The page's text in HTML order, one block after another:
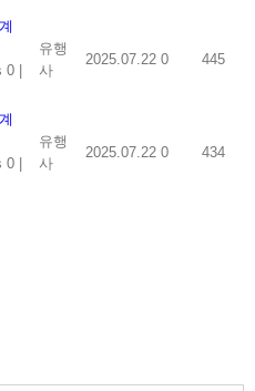
0 |
유행
사
2025.07.22 0 445
0 |
유행
사
2025.07.22 0 434